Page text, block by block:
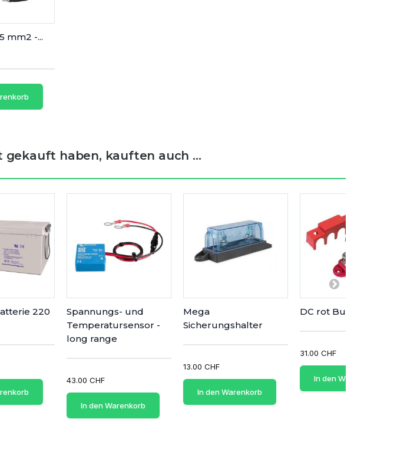
mm2 -...
gekauft haben, kauften auch ...
220
Spannungs- und
Temperatursensor -
long range
43.00 CHF
In den Warenkorb
Mega
Sicherungshalter
13.00 CHF
In den Warenkorb
DC rot Busbar
31.00 CHF
In den Warenkorb